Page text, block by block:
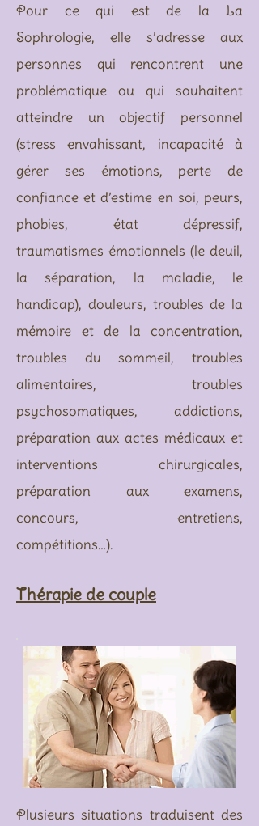
Pour ce qui est de la La
Sophrologie, elle s’adresse aux
personnes qui rencontrent une
problématique ou qui souhaitent
atteindre un objectif personnel
(stress envahissant, incapacité à
gérer ses émotions, perte de
confiance et d’estime en soi, peurs,
phobies, état dépressif,
traumatismes émotionnels (le deuil,
la séparation, la maladie, le
handicap), douleurs, troubles de la
mémoire et de la concentration,
troubles du sommeil, troubles
alimentaires, troubles
psychosomatiques, addictions,
préparation aux actes médicaux et
interventions chirurgicales,
préparation aux examens,
concours, entretiens,
compétitions…).
Thérapie de couple
Plusieurs situations traduisent des